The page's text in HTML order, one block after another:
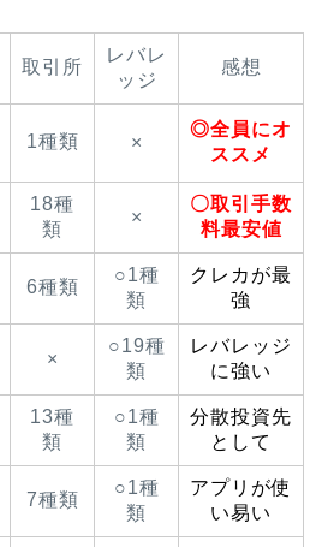
取引所
レバレ
ッジ
感想
1種類 ×
◎全員にオ
ススメ
18種
類
×
〇取引手数
料最安値
6種類
○1種
類
クレカが最
強
×
○19種
類
レバレッジ
に強い
13種
類
○1種
類
分散投資先
として
7種類
○1種
類
アプリが使
い易い